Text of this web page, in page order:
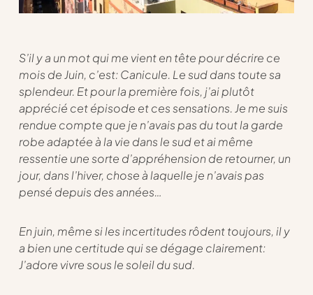
S’il y a un mot qui me vient en tête pour décrire ce
mois de Juin, c’est: Canicule. Le sud dans toute sa
splendeur. Et pour la première fois, j’ai plutôt
apprécié cet épisode et ces sensations. Je me suis
rendue compte que je n’avais pas du tout la garde
robe adaptée à la vie dans le sud et ai même
ressentie une sorte d’appréhension de retourner, un
jour, dans l’hiver, chose à laquelle je n’avais pas
pensé depuis des années…
En juin, même si les incertitudes rôdent toujours, il y
a bien une certitude qui se dégage clairement:
J’adore vivre sous le soleil du sud.